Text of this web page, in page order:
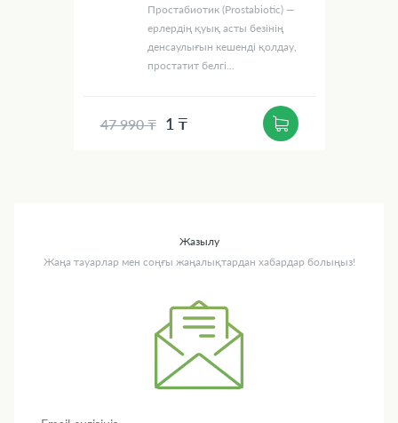
Простабиотик (Prostabiotic) —
ерлердің қуық асты безінің
денсаулығын кешенді қолдау,
простатит белгі...
47 990 ₸ 1 ₸
Жазылу
Жаңа тауарлар мен соңғы жаңалықтардан хабардар болыңыз!